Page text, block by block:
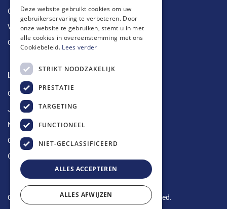
Ontstoppingen
Vetputten
Ontkalking
Longin Service
Over ons
Jobs
Nieuws
Contact
Offerte aanvragen
Copyright © 2024 Longin Service. All rights reserved.
Deze website gebruikt cookies om uw
gebruikerservaring te verbeteren. Door
onze website te gebruiken, stemt u in met
alle cookies in overeenstemming met ons
Cookiebeleid. Lees verder
STRIKT NOODZAKELIJK
PRESTATIE
TARGETING
FUNCTIONEEL
NIET-GECLASSIFICEERD
ALLES ACCEPTEREN
ALLES AFWIJZEN